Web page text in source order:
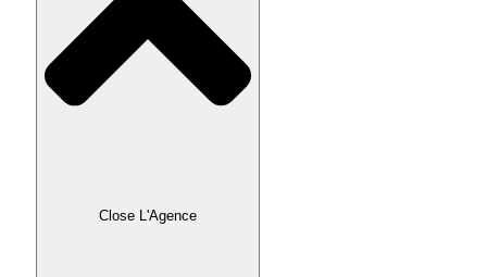
Close L'Agence